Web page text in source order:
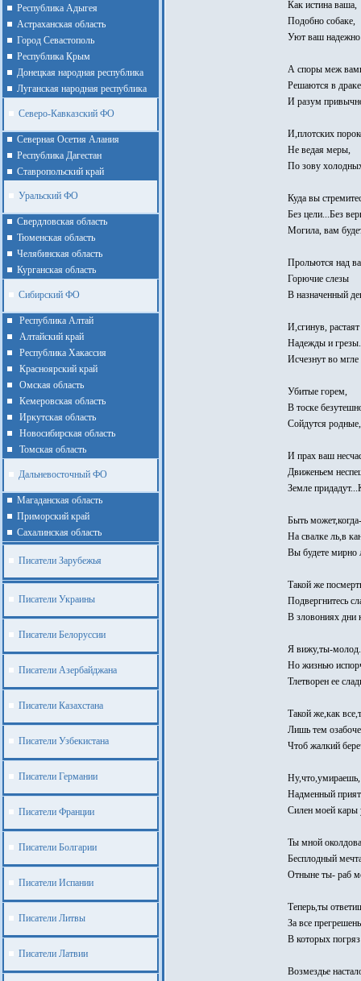
Республика Адыгея
Астраханская область
Город Севастополь
Республика Крым
Донецкая народная республика
Луганская народная республика
Северо-Кавказский ФО
Северная Осетия Алания
Республика Дагестан
Ставропольский край
Уральский ФО
Cвердловская область
Тюменская область
Челябинская область
Курганская область
Сибирский ФО
Республика Алтай
Алтайcкий край
Республика Хакассия
Красноярский край
Омская область
Кемеровская область
Иркутская область
Новосибирская область
Томская область
Дальневосточный ФО
Магаданская область
Приморский край
Cахалинская область
Писатели Зарубежья
Писатели Украины
Писатели Белоруссии
Писатели Азербайджана
Писатели Казахстана
Писатели Узбекистана
Писатели Германии
Писатели Франции
Писатели Болгарии
Писатели Испании
Писатели Литвы
Писатели Латвии
Как истина ваша,
Подобно собаке,
Уют ваш надежно
А споры меж
Решаются в
И разум
И,плотских
Не ведая меры,
По зову
Куда вы
Без цели...Без
Могила, вам
Прольются над
Горючие слезы
В назначенный
И,сгинув, растаят
Надежды и
Исчезнут во мгле
Убитые горем,
В тоске
Сойдутся
И прах ваш
Движеньем
Земле
Быть
На свалке ль,в
Вы будете мирно
Такой же
Подвергнитесь
В зловониях дни
Я вижу,ты-молод.
Но жизнью
Тлетворен ее
Такой же,как
Лишь тем
Чтоб жалкий
Ну,что,умираешь,
Надменный
Силен моей кары
Ты мной
Бесплодный
Отныне ты- раб
Теперь,ты
За все
В которых
Возмездье